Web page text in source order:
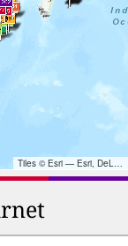
Tiles © Esri — Esri, DeLorme, NAVTEQ, TomTom, Intermap, iPC, USGS, FAO, NPS, NRCAN, GeoBase, Kadaster NL, Ordnance Survey, Esri Japan, METI, Esri China (Hong Kong), and the GIS User Community